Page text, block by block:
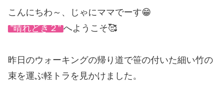
こんにちわ～、じゃにママでーす😁
”晴れどき２” へようこそ🥰
昨日のウォーキングの帰り道で笹の付いた細い竹の
束を運ぶ軽トラを見かけました。